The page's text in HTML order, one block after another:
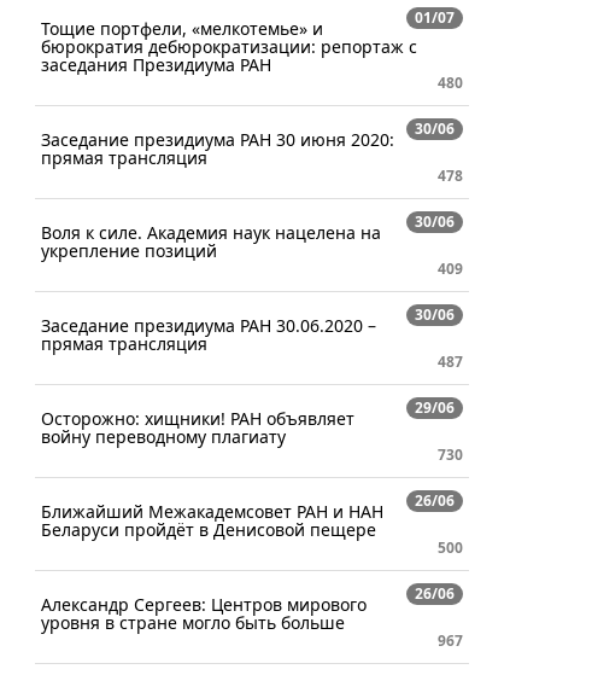
01/07
Тощие портфели, «мелкотемье» и
бюрократия дебюрократизации: репортаж с
заседания Президиума РАН
480
30/06
Заседание президиума РАН 30 июня 2020:
прямая трансляция
478
30/06
Воля к силе. Академия наук нацелена на
укрепление позиций
409
30/06
Заседание президиума РАН 30.06.2020 –
прямая трансляция
487
29/06
Осторожно: хищники! РАН объявляет
войну переводному плагиату
730
26/06
Ближайший Межакадемсовет РАН и НАН
Беларуси пройдёт в Денисовой пещере
500
26/06
Александр Сергеев: Центров мирового
уровня в стране могло быть больше
967